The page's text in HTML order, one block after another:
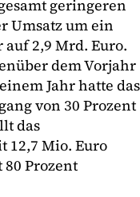
geringeren
Umsatz um ein
2,9 Mrd. Euro.
dem Vorjahr
Jahr hatte das
von 30 Prozent
das
12,7 Mio. Euro
Prozent